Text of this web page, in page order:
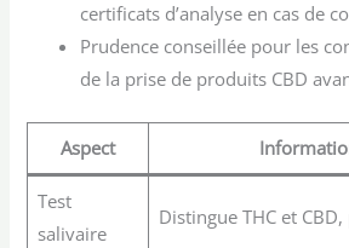
certificats d’analyse en cas de
Prudence conseillée pour les
de la prise de produits CBD
Aspect
Test
salivaire
Distingue THC et